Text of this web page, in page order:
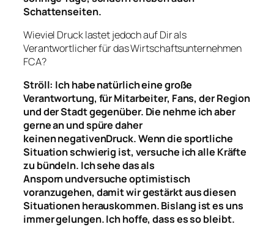
Schattenseiten.
Wieviel Druck lastet jedoch auf Dir als
Verantwortlicher für das Wirtschaftsunternehmen
FCA?
Ströll: Ich habenatürlicheinegroße
Verantwortung, für Mitarbeiter, Fans, der Region
und der Stadt gegenüber. Die nehme ich aber
gerne an und spüre daher
keinennegativenDruck.Wenn die sportliche
Situation schwierig ist, versuche ich alle Kräfte
zu bündeln. Ich sehe das als
Anspornundversuche optimistisch
voranzugehen, damit wirgestärktaus diesen
Situationenherauskommen. Bislang ist es uns
immer gelungen. Ich hoffe, dass es so bleibt.